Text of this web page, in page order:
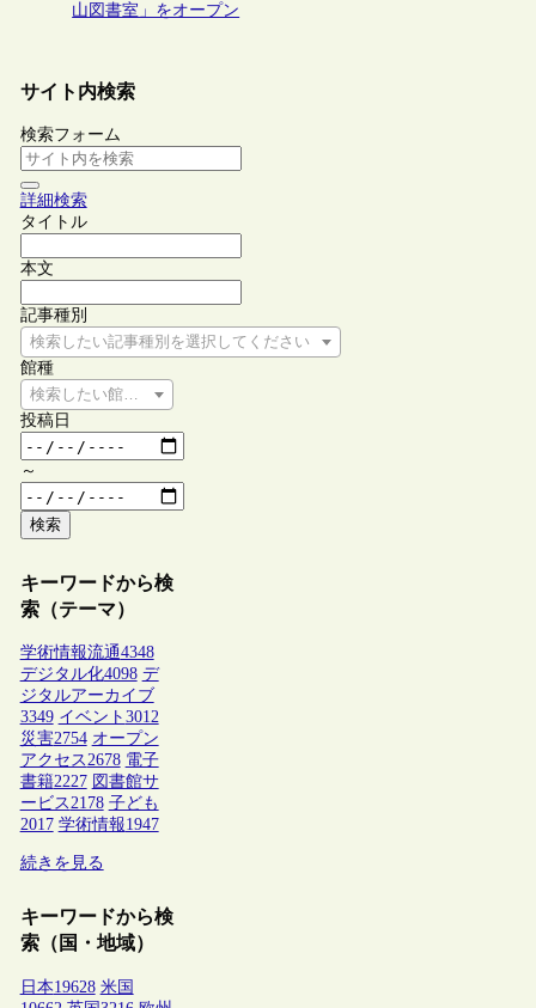
山図書室」をオープン
サイト内検索
検索フォーム
詳細検索
タイトル
本文
記事種別
検索したい記事種別を選択してください
館種
検索したい館種を選択してください
投稿日
～
検索
キーワードから検
索（テーマ）
学術情報流通4348
デジタル化4098 デ
ジタルアーカイブ
3349 イベント 3012
災害2754 オープン
アクセス2678 電子
書籍2227 図書館サ
ービス2178 子ども
2017 学術情報1947
続きを見る
キーワードから検
索（国・地域）
日本19628 米国